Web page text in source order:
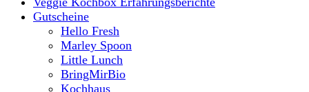
Gutscheine
Hello Fresh
Marley Spoon
Little Lunch
BringMirBio
Kochhaus